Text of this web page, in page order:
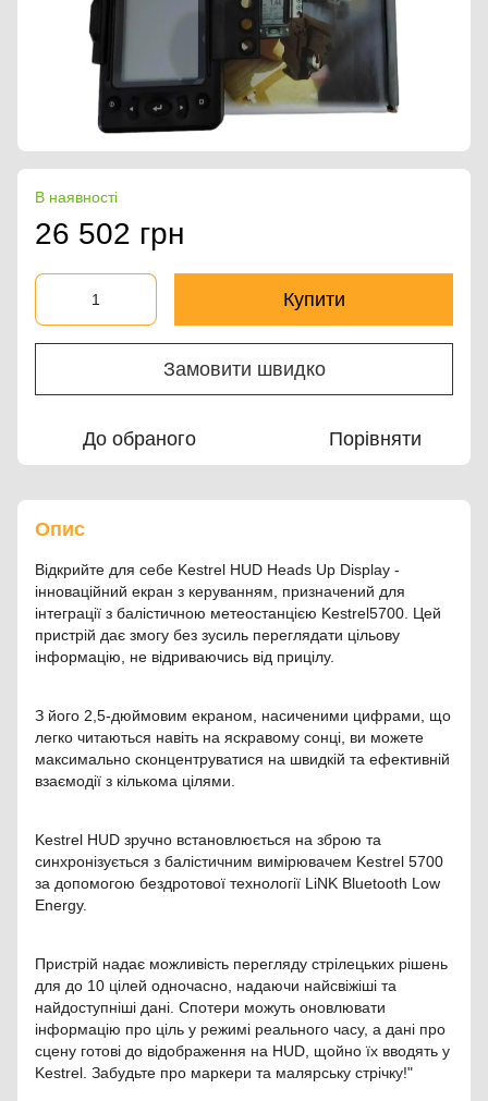
В наявності
26 502 грн
Купити
Замовити швидко
До обраного Порівняти
Опис
Відкрийте для себе Kestrel HUD Heads Up Display -
інноваційний екран з керуванням, призначений для
інтеграції з балістичною метеостанцією Kestrel5700. Цей
пристрій дає змогу без зусиль переглядати цільову
інформацію, не відриваючись від прицілу.
З його 2,5-дюймовим екраном, насиченими цифрами, що
легко читаються навіть на яскравому сонці, ви можете
максимально сконцентруватися на швидкій та ефективній
взаємодії з кількома цілями.
Kestrel HUD зручно встановлюється на зброю та
синхронізується з балістичним вимірювачем Kestrel 5700
за допомогою бездротової технології LiNK Bluetooth Low
Energy.
Пристрій надає можливість перегляду стрілецьких рішень
для до 10 цілей одночасно, надаючи найсвіжіші та
найдоступніші дані. Спотери можуть оновлювати
інформацію про ціль у режимі реального часу, а дані про
сцену готові до відображення на HUD, щойно їх вводять у
Kestrel. Забудьте про маркери та малярську стрічку!"